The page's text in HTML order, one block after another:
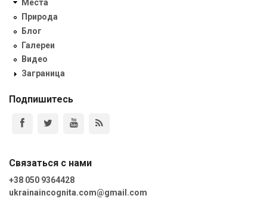
Места
Природа
Блог
Галереи
Видео
Заграница
Подпишитесь
Связаться с нами
+38 050 9364428
ukrainaincognita.com@gmail.com